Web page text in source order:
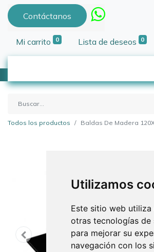
Utilizamos
Este sitio web
otras tecnologías de
para mejorar su
navegación con los
Contáctanos
Mi carrito 0 Lista de deseos 0
Todos los productos Baldas De Madera